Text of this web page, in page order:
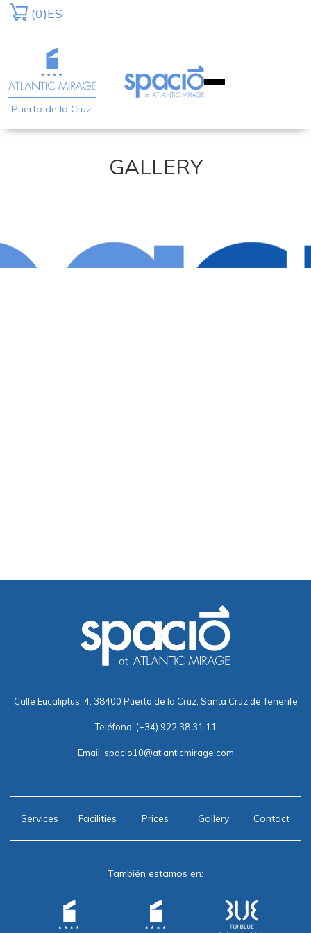
(0)ES
Puerto de la Cruz
GALLERY
Calle Eucaliptus, 4, 38400 Puerto de la Cruz, Santa Cruz de Tenerife
Teléfono: (+34) 922 38 31 11
Email: spacio10@atlanticmirage.com
Services Facilities Prices Gallery Contact
También estamos en: